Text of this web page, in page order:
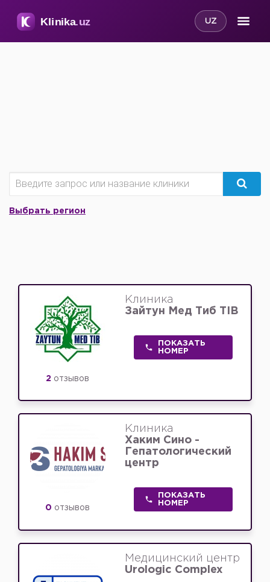
UZ
Выбрать регион
2 отзывов
Клиника
Зайтун Мед Тиб TIB
ПОКАЗАТЬ
НОМЕР
0 отзывов
Клиника
Хаким Сино -
Гепатологический
центр
ПОКАЗАТЬ
НОМЕР
Медицинский центр
Urologic Complex